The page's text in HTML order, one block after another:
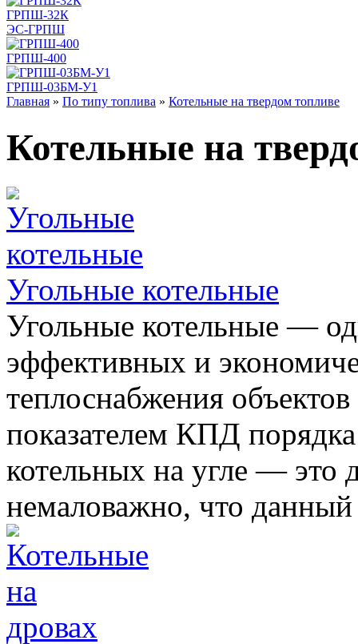
ГРПШ-32К
ЭС-ГРПШ
ГРПШ-400
ГРПШ-03БМ-У1
Главная » По типу топлива » Котельные на твердом топливе
Котельные на
Угольные котельные
Угольные котельные —
эффективных и
теплоснабжения
показателем КПД
котельных на угле — это
немаловажно, что